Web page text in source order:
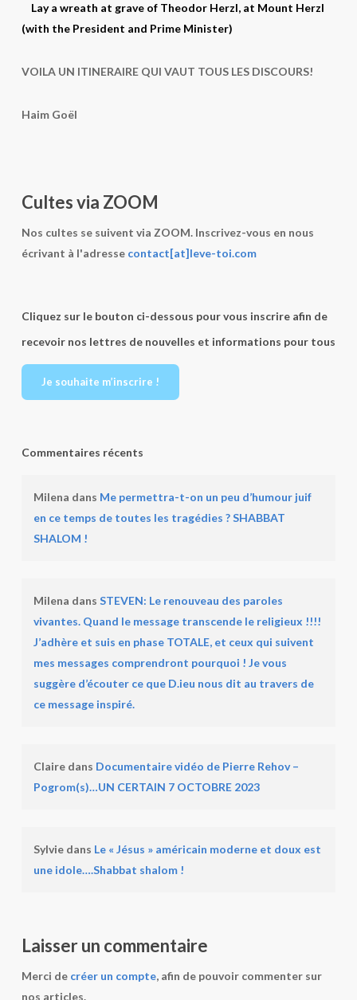
Lay a wreath at grave of Theodor Herzl, at Mount Herzl
(with the President and Prime Minister)
VOILA UN ITINERAIRE QUI VAUT TOUS LES DISCOURS!
Haim Goël
Cultes via ZOOM
Nos cultes se suivent via ZOOM. Inscrivez-vous en nous
écrivant à l'adresse contact[at]leve-toi.com
Cliquez sur le bouton ci-dessous pour vous inscrire afin de
recevoir nos lettres de nouvelles et informations pour tous
Je souhaite m’inscrire !
Commentaires récents
Milena dans Me permettra-t-on un peu d’humour juif
en ce temps de toutes les tragédies ? SHABBAT
SHALOM !
Milena dans STEVEN: Le renouveau des paroles
vivantes. Quand le message transcende le religieux !!!!
J’adhère et suis en phase TOTALE, et ceux qui suivent
mes messages comprendront pourquoi ! Je vous
suggère d’écouter ce que D.ieu nous dit au travers de
ce message inspiré.
Clairedans Documentaire vidéo de Pierre Rehov –
Pogrom(s)…UN CERTAIN 7 OCTOBRE 2023
Sylviedans Le « Jésus » américain moderne et doux est
une idole….Shabbat shalom !
Laisser un commentaire
Merci de créer un compte, afin de pouvoir commenter sur
nos articles.